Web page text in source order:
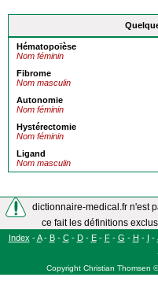
Hématopoïèse
Nom féminin
Fibrome
Nom masculin
Autonomie
Nom féminin
Hystérectomie
Nom féminin
Ligand
Nom masculin
dictionnaire-medical.fr n'est
ce fait les définitions
Index -A- B- C- D- E- F- G - H - I -
Copyright Christian Thomsen